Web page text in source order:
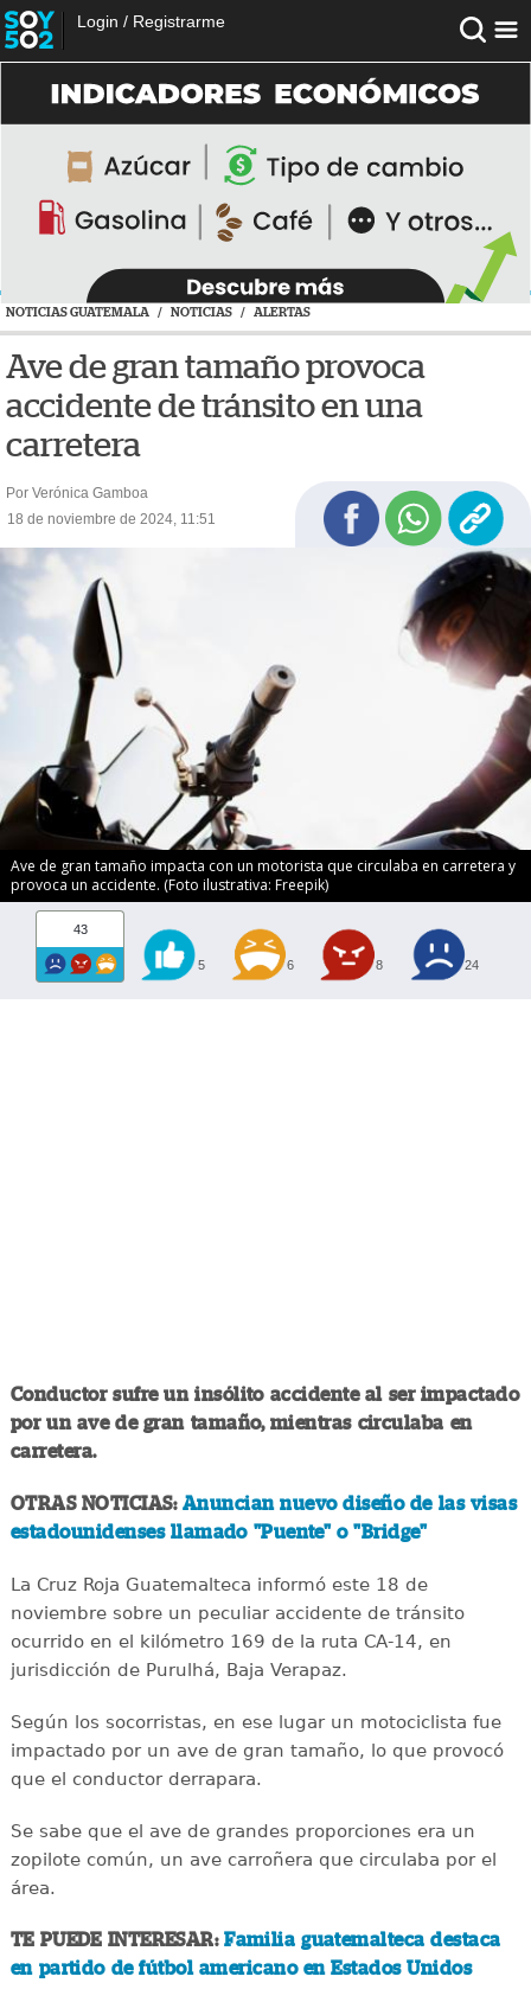
Login / Registrarme
NOTICIAS GUATEMALA / NOTICIAS / ALERTAS
Ave de gran tamaño provoca
accidente de tránsito en una
carretera
Por Verónica Gamboa
18 de noviembre de 2024, 11:51
Ave de gran tamaño impacta con un motorista que circulaba en carretera y
provoca un accidente. (Foto ilustrativa: Freepik)
43
5 6 8 24
Conductor sufre un insólito accidente al ser impactado
por un ave de gran tamaño, mientras circulaba en
carretera.
OTRAS NOTICIAS: Anuncian nuevo diseño de las visas
estadounidenses llamado "Puente" o "Bridge"
La Cruz Roja Guatemalteca informó este 18 de
noviembre sobre un peculiar accidente de tránsito
ocurrido en el kilómetro 169 de la ruta CA-14, en
jurisdicción de Purulhá, Baja Verapaz.
Según los socorristas, en ese lugar un motociclista fue
impactado por un ave de gran tamaño, lo que provocó
que el conductor derrapara.
Se sabe que el ave de grandes proporciones era un
zopilote común, un ave carroñera que circulaba por el
área.
TE PUEDE INTERESAR:Familia guatemalteca destaca
en partido de fútbol americano en Estados Unidos